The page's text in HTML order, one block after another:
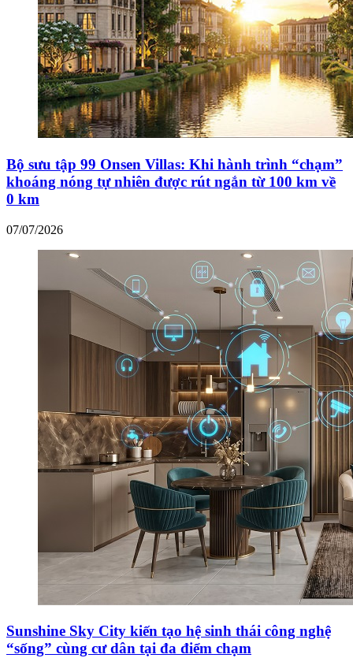
Bộ sưu tập 99 Onsen Villas: Khi hành trình “chạm”
khoáng nóng tự nhiên được rút ngắn từ 100 km về
0 km
07/07/2026
Sunshine Sky City kiến tạo hệ sinh thái công nghệ
“sống” cùng cư dân tại đa điểm chạm